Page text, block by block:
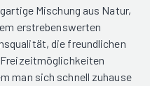
Mischung aus Natur,
erstrebenswerten
die freundlichen
man sich schnell zuhause